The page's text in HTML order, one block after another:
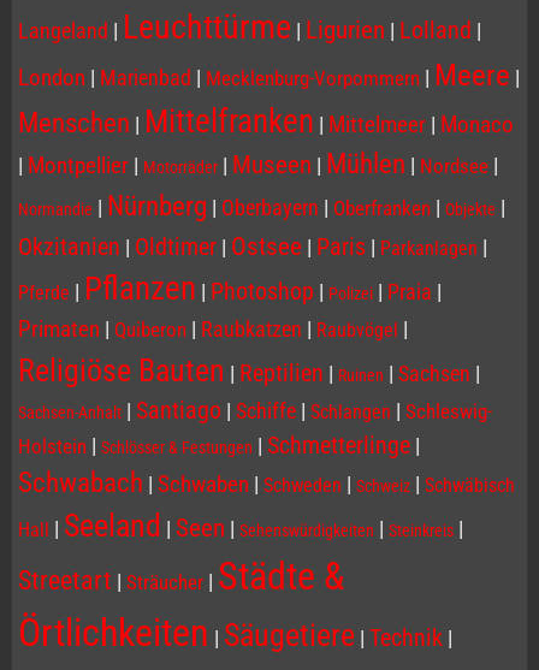
Langeland | Leuchttürme | Ligurien | Lolland |
London | Marienbad | Mecklenburg-Vorpommern | Meere |
Menschen | Mittelfranken | Mittelmeer | Monaco
| Montpellier | Motorräder | Museen | Mühlen | Nordsee |
Normandie | Nürnberg | Oberbayern | Oberfranken | Objekte |
Okzitanien | Oldtimer | Ostsee | Paris | Parkanlagen |
Pferde | Pflanzen | Photoshop | Polizei | Praia |
Primaten | Quiberon | Raubkatzen | Raubvögel |
Religiöse Bauten | Reptilien | Ruinen | Sachsen |
Sachsen-Anhalt | Santiago | Schiffe | Schlangen | Schleswig-
Holstein | Schlösser & Festungen | Schmetterlinge |
Schwabach | Schwaben | Schweden | Schweiz | Schwäbisch
Hall
| Seeland | Seen | Sehenswürdigkeiten | Steinkreis |
Streetart | Sträucher | Städte &
Örtlichkeiten | Säugetiere | Technik |